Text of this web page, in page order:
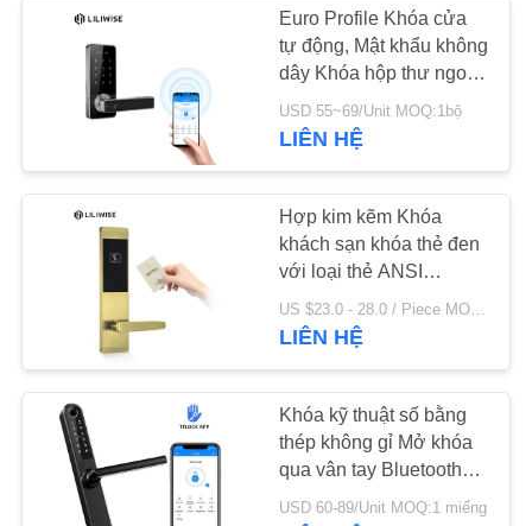
Khóa cửa mã
19
Khóa thẻ cửa
27
Euro Profile Khóa cửa
tự động, Mật khẩu không
dây Khóa hộp thư ngoài
trời không thấm nước
USD 55~69/Unit MOQ:1bộ
LIÊN HỆ
Hợp kim kẽm Khóa
khách sạn khóa thẻ đen
với loại thẻ ANSI
Mortise MF1
US $23.0 - 28.0 / Piece MOQ:1 máy tính
LIÊN HỆ
Khóa kỹ thuật số bằng
thép không gỉ Mở khóa
qua vân tay Bluetooth
cho Trung tâm mua sắm
USD 60-89/Unit MOQ:1 miếng